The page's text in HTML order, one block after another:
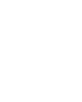
1 – ترویج
حراست از
2 – ارائه
کرامت به
راستای